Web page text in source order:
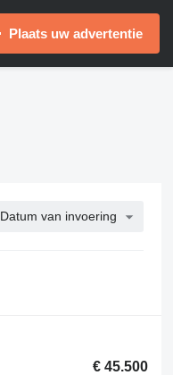
Plaats uw advertentie
Datum van invoering
€ 45.500